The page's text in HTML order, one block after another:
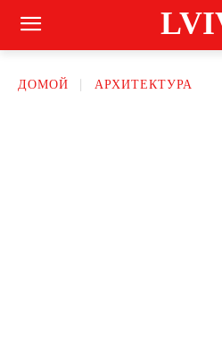
ДОМОЙ АРХИТЕКТУРА